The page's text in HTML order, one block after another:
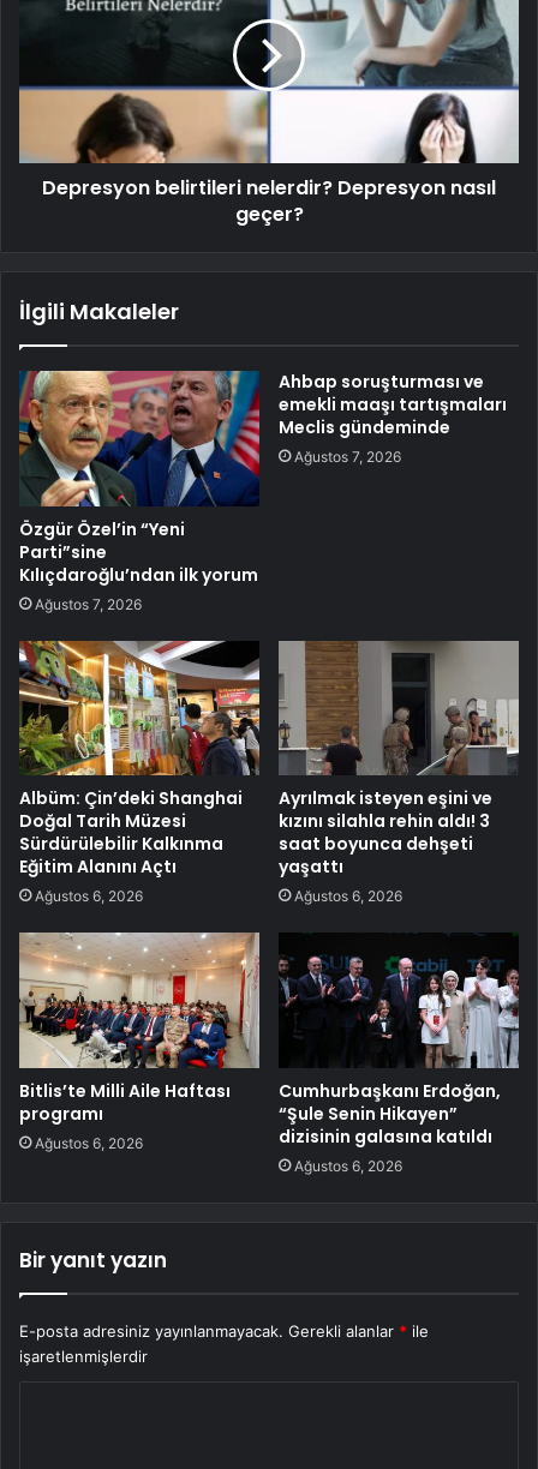
Depresyon belirtileri nelerdir? Depresyon nasıl
geçer?
İlgili Makaleler
Özgür Özel’in “Yeni
Parti”sine
Kılıçdaroğlu’ndan ilk yorum
Ağustos 7, 2026
Ahbap soruşturması ve
emekli maaşı tartışmaları
Meclis gündeminde
Ağustos 7, 2026
Albüm: Çin’deki Shanghai
Doğal Tarih Müzesi
Sürdürülebilir Kalkınma
Eğitim Alanını Açtı
Ağustos 6, 2026
Ayrılmak isteyen eşini ve
kızını silahla rehin aldı! 3
saat boyunca dehşeti
yaşattı
Ağustos 6, 2026
Bitlis’te Milli Aile Haftası
programı
Ağustos 6, 2026
Cumhurbaşkanı Erdoğan,
“Şule Senin Hikayen”
dizisinin galasına katıldı
Ağustos 6, 2026
Bir yanıt yazın
E-posta adresiniz yayınlanmayacak. Gerekli alanlar * ile
işaretlenmişlerdir